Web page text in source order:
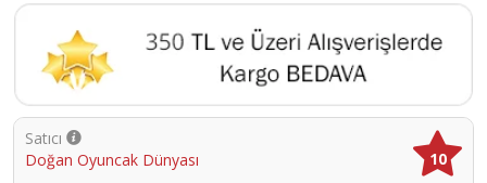
Satıcı
Doğan Oyuncak Dünyası
10